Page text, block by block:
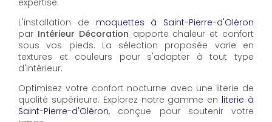
expertise.
L'installation de moquettes à Saint-Pierre-d'Oléron
par Intérieur Décoration apporte chaleur et confort
sous vos pieds. La sélection proposée varie en
textures et couleurs pour s'adapter à tout type
d'intérieur.
Optimisez votre confort nocturne avec une literie de
qualité supérieure. Explorez notre gamme en literie à
Saint-Pierre-d'Oléron, conçue pour soutenir votre